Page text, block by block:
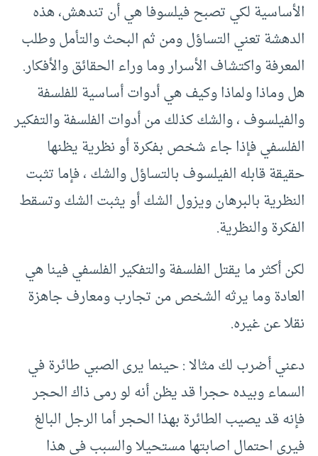
الأساسية لكي تصبح فيلسوفا هي أن تندهش، هذه
الدهشة تعني التساؤل ومن ثم البحث والتأمل وطلب
المعرفة واكتشاف الأسرار وما وراء الحقائق والأفكار.
هل وماذا ولماذا وكيف هي أدوات أساسية للفلسفة
والفيلسوف ، والشك كذلك من أدوات الفلسفة والتفكير
الفلسفي فإذا جاء شخص بفكرة أو نظرية يظنها
حقيقة قابله الفيلسوف بالتساؤل والشك ، فإما تثبت
النظرية بالبرهان ويزول الشك أو يثبت الشك وتسقط
الفكرة والنظرية.
لكن أكثر ما يقتل الفلسفة والتفكير الفلسفي فينا هي
العادة وما يرثه الشخص من تجارب ومعارف جاهزة
نقلا عن غيره.
دعني أضرب لك مثالا : حينما يرى الصبي طائرة في
السماء وبيده حجرا قد يظن أنه لو رمى ذاك الحجر
فإنه قد يصيب الطائرة بهذا الحجر أما الرجل البالغ
فيرى احتمال اصابتها مستحيلا والسبب في هذا